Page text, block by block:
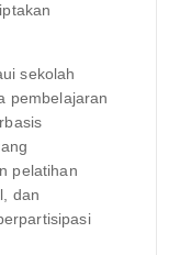
sekolah
pembelajaran
pelatihan
dan